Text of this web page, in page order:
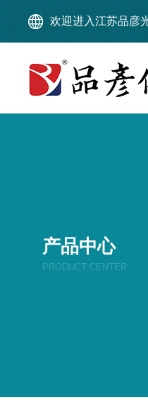
欢迎进入江苏品彦
产品中心
PRODUCT CENTER